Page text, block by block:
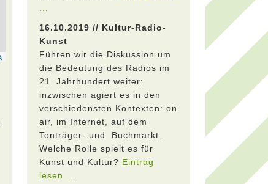
16.10.2019 // Kultur-Radio-
Kunst
Führen wir die Diskussion um
die Bedeutung des Radios im
21. Jahrhundert weiter:
inzwischen agiert es in den
verschiedensten Kontexten: on
air, im Internet, auf dem
Tonträger- und Buchmarkt.
Welche Rolle spielt es für
Kunst und Kultur? Eintrag
lesen ...